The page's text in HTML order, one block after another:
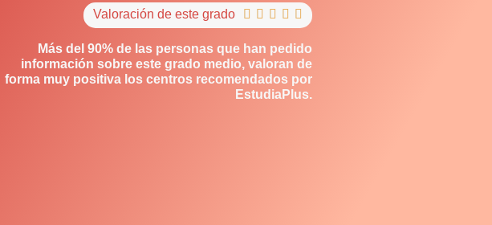
Valoración de este grado     
Más del 90% de las personas que han pedido
información sobre este grado medio, valoran de
forma muy positiva los centros recomendados por
EstudiaPlus.